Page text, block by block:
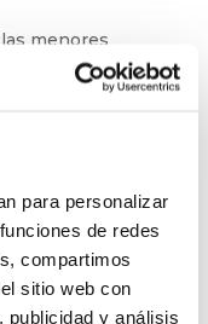
para personalizar
de redes
compartimos
sitio web con
publicidad y análisis
menores
de calidad, al
a largo
y un futuro